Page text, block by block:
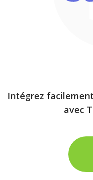
Intégrez
avec